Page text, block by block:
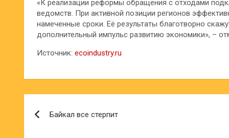
«К реализации реформы обращения с отходами
ведомств. При активной позиции регионов
намеченные сроки. Её результаты благотворно
дополнительный импульс развитию экономики», –
Источник: ecoindustry.ru
по
Байкал все стерпит